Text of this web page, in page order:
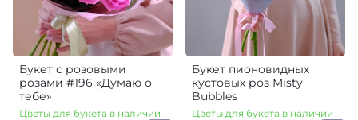
Букет с розовыми
розами #196 «Думаю о
тебе»
Цветы для букета в наличии
Букет пионовидных
кустовых роз Misty
Bubbles
Цветы для букета в наличии